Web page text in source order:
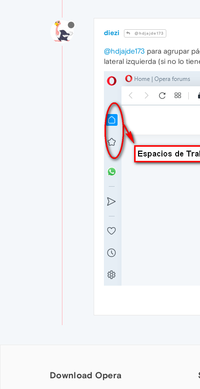
diezi @hdjajde173
@hdjajde173 para agrupar
lateral izquierda (si no lo
Download Opera